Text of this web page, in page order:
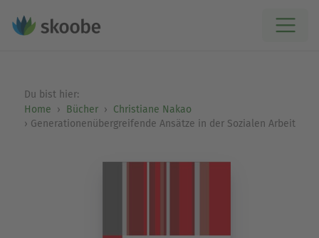
Du bist hier:
Home
Bücher
Christiane Nakao
Generationenübergreifende Ansätze in der Sozialen Arbeit